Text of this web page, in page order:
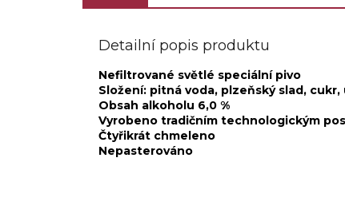
Detailní popis produktu
Nefiltrované světlé speciální pivo
Složení: pitná voda, plzeňský slad,
Obsah alkoholu 6,0 %
Vyrobeno tradičním technologickým
Čtyřikrát chmeleno
Nepasterováno